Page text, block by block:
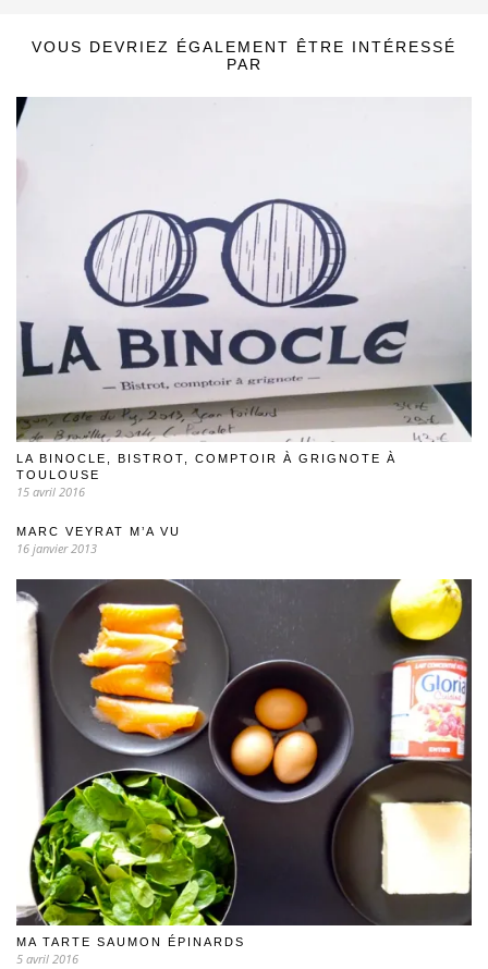
VOUS DEVRIEZ ÉGALEMENT ÊTRE INTÉRESSÉ
PAR
LA BINOCLE, BISTROT, COMPTOIR À GRIGNOTE À
TOULOUSE
15 avril 2016
MARC VEYRAT M’A VU
16 janvier 2013
MA TARTE SAUMON ÉPINARDS
5 avril 2016